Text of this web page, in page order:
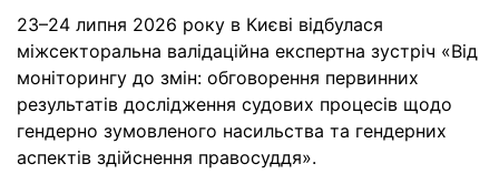
23–24 липня 2026 року в Києві відбулася
міжсекторальна валідаційна експертна зустріч «Від
моніторингу до змін: обговорення первинних
результатів дослідження судових процесів щодо
гендерно зумовленого насильства та гендерних
аспектів здійснення правосуддя».